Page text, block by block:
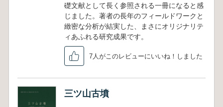
礎文献として長く参照される一冊になると感
じました。著者の長年のフィールドワークと
緻密な分析が結実した、まさにオリジナリテ
ィあふれる研究成果です。
7人がこのレビューにいいね！しました
三ツ山古墳